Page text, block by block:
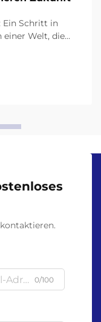
Ein Schritt in
einer Welt, die
Alternativen zu
weit
0/100